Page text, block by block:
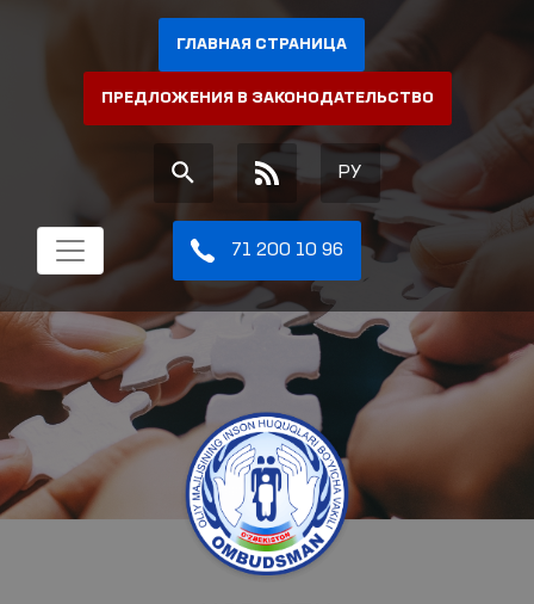
ГЛАВНАЯ СТРАНИЦА
ПРЕДЛОЖЕНИЯ В ЗАКОНОДАТЕЛЬСТВО
РУ
71 200 10 96